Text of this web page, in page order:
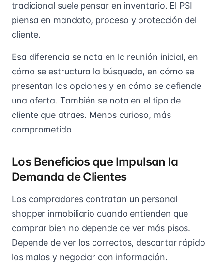
tradicional suele pensar en inventario. El PSI
piensa en mandato, proceso y protección del
cliente.
Esa diferencia se nota en la reunión inicial, en
cómo se estructura la búsqueda, en cómo se
presentan las opciones y en cómo se defiende
una oferta. También se nota en el tipo de
cliente que atraes. Menos curioso, más
comprometido.
Los Beneficios que Impulsan la
Demanda de Clientes
Los compradores contratan un personal
shopper inmobiliario cuando entienden que
comprar bien no depende de ver más pisos.
Depende de ver los correctos, descartar rápido
los malos y negociar con información.